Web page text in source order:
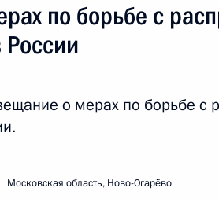
по борьбе с
России
о мерах по борьбе с
Московская область, Ново-Огарёво